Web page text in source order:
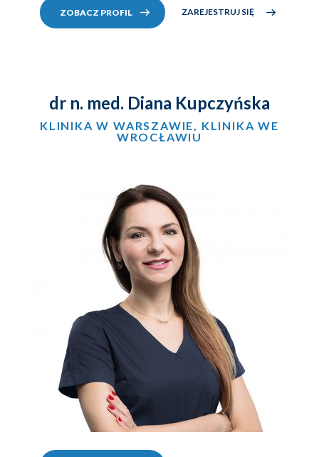
ZOBACZ PROFIL ZAREJESTRUJ SIĘ
dr n. med. Diana Kupczyńska
KLINIKA W WARSZAWIE, KLINIKA WE
WROCŁAWIU